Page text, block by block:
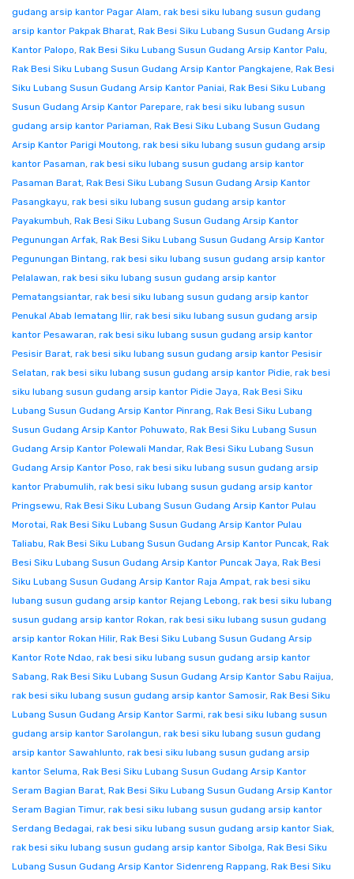
gudang arsip kantor Pagar Alam, rak besi siku lubang susun gudang
arsip kantor Pakpak Bharat, Rak Besi Siku Lubang Susun Gudang Arsip
Kantor Palopo, Rak Besi Siku Lubang Susun Gudang Arsip Kantor Palu,
Rak Besi Siku Lubang Susun Gudang Arsip Kantor Pangkajene, Rak Besi
Siku Lubang Susun Gudang Arsip Kantor Paniai, Rak Besi Siku Lubang
Susun Gudang Arsip Kantor Parepare, rak besi siku lubang susun
gudang arsip kantor Pariaman, Rak Besi Siku Lubang Susun Gudang
Arsip Kantor Parigi Moutong, rak besi siku lubang susun gudang arsip
kantor Pasaman, rak besi siku lubang susun gudang arsip kantor
Pasaman Barat, Rak Besi Siku Lubang Susun Gudang Arsip Kantor
Pasangkayu, rak besi siku lubang susun gudang arsip kantor
Payakumbuh, Rak Besi Siku Lubang Susun Gudang Arsip Kantor
Pegunungan Arfak, Rak Besi Siku Lubang Susun Gudang Arsip Kantor
Pegunungan Bintang, rak besi siku lubang susun gudang arsip kantor
Pelalawan, rak besi siku lubang susun gudang arsip kantor
Pematangsiantar, rak besi siku lubang susun gudang arsip kantor
Penukal Abab lematang Ilir, rak besi siku lubang susun gudang arsip
kantor Pesawaran, rak besi siku lubang susun gudang arsip kantor
Pesisir Barat, rak besi siku lubang susun gudang arsip kantor Pesisir
Selatan, rak besi siku lubang susun gudang arsip kantor Pidie, rak besi
siku lubang susun gudang arsip kantor Pidie Jaya, Rak Besi Siku
Lubang Susun Gudang Arsip Kantor Pinrang, Rak Besi Siku Lubang
Susun Gudang Arsip Kantor Pohuwato, Rak Besi Siku Lubang Susun
Gudang Arsip Kantor Polewali Mandar, Rak Besi Siku Lubang Susun
Gudang Arsip Kantor Poso, rak besi siku lubang susun gudang arsip
kantor Prabumulih, rak besi siku lubang susun gudang arsip kantor
Pringsewu, Rak Besi Siku Lubang Susun Gudang Arsip Kantor Pulau
Morotai, Rak Besi Siku Lubang Susun Gudang Arsip Kantor Pulau
Taliabu, Rak Besi Siku Lubang Susun Gudang Arsip Kantor Puncak, Rak
Besi Siku Lubang Susun Gudang Arsip Kantor Puncak Jaya, Rak Besi
Siku Lubang Susun Gudang Arsip Kantor Raja Ampat, rak besi siku
lubang susun gudang arsip kantor Rejang Lebong, rak besi siku lubang
susun gudang arsip kantor Rokan, rak besi siku lubang susun gudang
arsip kantor Rokan Hilir, Rak Besi Siku Lubang Susun Gudang Arsip
Kantor Rote Ndao, rak besi siku lubang susun gudang arsip kantor
Sabang, Rak Besi Siku Lubang Susun Gudang Arsip Kantor Sabu Raijua,
rak besi siku lubang susun gudang arsip kantor Samosir, Rak Besi Siku
Lubang Susun Gudang Arsip Kantor Sarmi, rak besi siku lubang susun
gudang arsip kantor Sarolangun, rak besi siku lubang susun gudang
arsip kantor Sawahlunto, rak besi siku lubang susun gudang arsip
kantor Seluma, Rak Besi Siku Lubang Susun Gudang Arsip Kantor
Seram Bagian Barat, Rak Besi Siku Lubang Susun Gudang Arsip Kantor
Seram Bagian Timur, rak besi siku lubang susun gudang arsip kantor
Serdang Bedagai, rak besi siku lubang susun gudang arsip kantor Siak,
rak besi siku lubang susun gudang arsip kantor Sibolga, Rak Besi Siku
Lubang Susun Gudang Arsip Kantor Sidenreng Rappang, Rak Besi Siku